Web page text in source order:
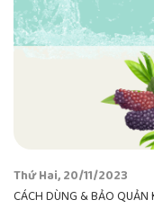
Thứ Hai, 20/11/2023
CÁCH DÙNG & BẢO